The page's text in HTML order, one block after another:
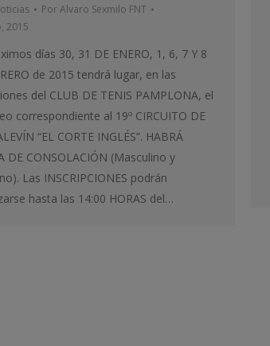
PorAlvaro Sexmilo FNT
2015
días 30, 31 DE ENERO, 1, 6, 7 Y 8
de 2015 tendrá lugar, en las
del CLUB DE TENIS PAMPLONA, el
correspondiente al 19º CIRCUITO DE
“EL CORTE INGLÉS”. HABRÁ
DE CONSOLACIÓN (Masculino y
Las INSCRIPCIONES podrán
hasta las 14:00 HORAS del…